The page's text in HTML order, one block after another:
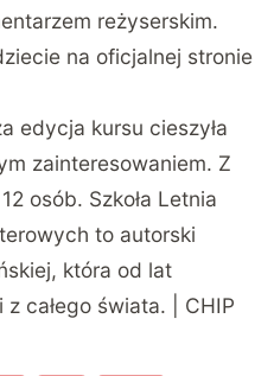
reżyserskim.
na oficjalnej stronie
edycja kursu cieszyła
zainteresowaniem. Z
osób. Szkoła Letnia
to autorski
która od lat
całego świata. | CHIP